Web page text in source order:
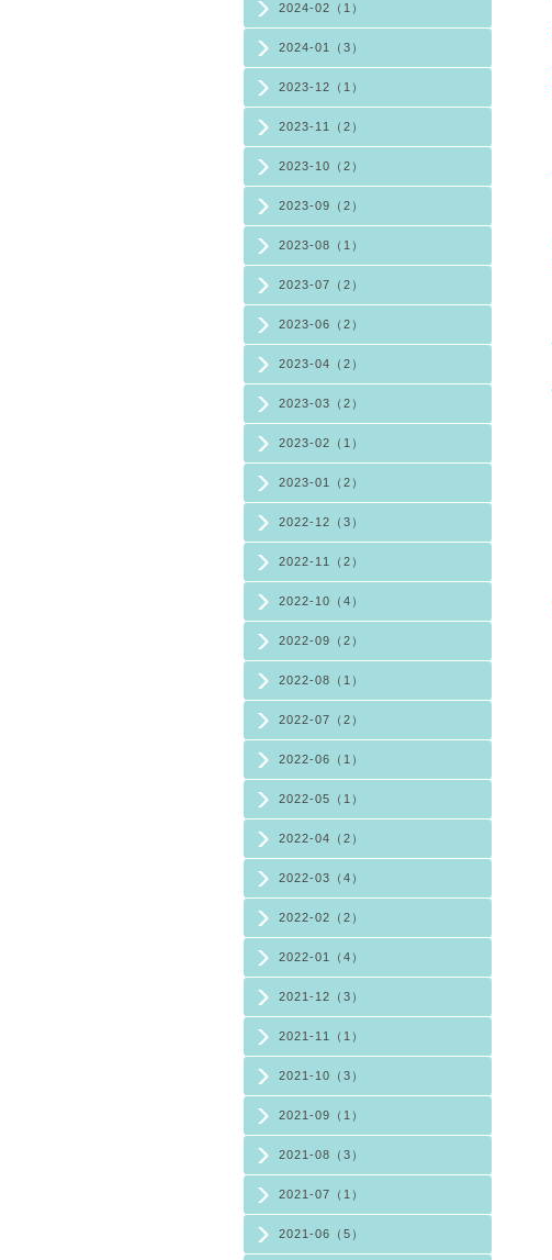
2024-02（1）
2024-01（3）
2023-12（1）
2023-11（2）
2023-10（2）
2023-09（2）
2023-08（1）
2023-07（2）
2023-06（2）
2023-04（2）
2023-03（2）
2023-02（1）
2023-01（2）
2022-12（3）
2022-11（2）
2022-10（4）
2022-09（2）
2022-08（1）
2022-07（2）
2022-06（1）
2022-05（1）
2022-04（2）
2022-03（4）
2022-02（2）
2022-01（4）
2021-12（3）
2021-11（1）
2021-10（3）
2021-09（1）
2021-08（3）
2021-07（1）
2021-06（5）